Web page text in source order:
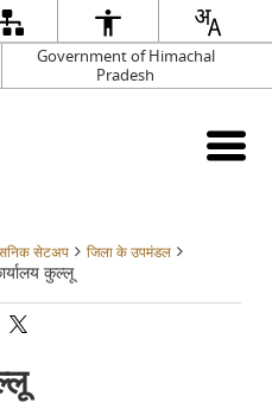
Government of Himachal
Pradesh
सेटअप जिला के उपमंडल
कुल्लू